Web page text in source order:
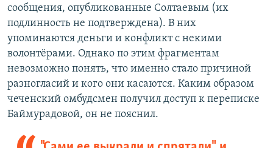
сообщения, опубликованные Солтаевым (их
подлинность не подтверждена). В них
упоминаются деньги и конфликт с некими
волонтёрами. Однако по этим фрагментам
невозможно понять, что именно стало причиной
разногласий и кого они касаются. Каким образом
чеченский омбудсмен получил доступ к переписке
Баймурадовой, он не пояснил.